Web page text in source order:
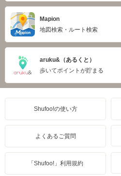
Mapion
地図検索・ルート検索
aruku&（あるくと）
歩いてポイントが貯まる
Shufoo!の使い方
よくあるご質問
「Shufoo!」利用規約